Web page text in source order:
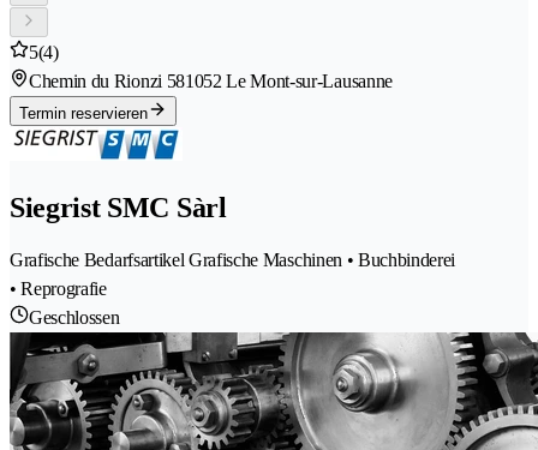
5(4)
Chemin du Rionzi 581052 Le Mont-sur-Lausanne
Termin reservieren
Siegrist SMC Sàrl
Grafische Bedarfsartikel Grafische Maschinen • Buchbinderei
• Reprografie
Geschlossen